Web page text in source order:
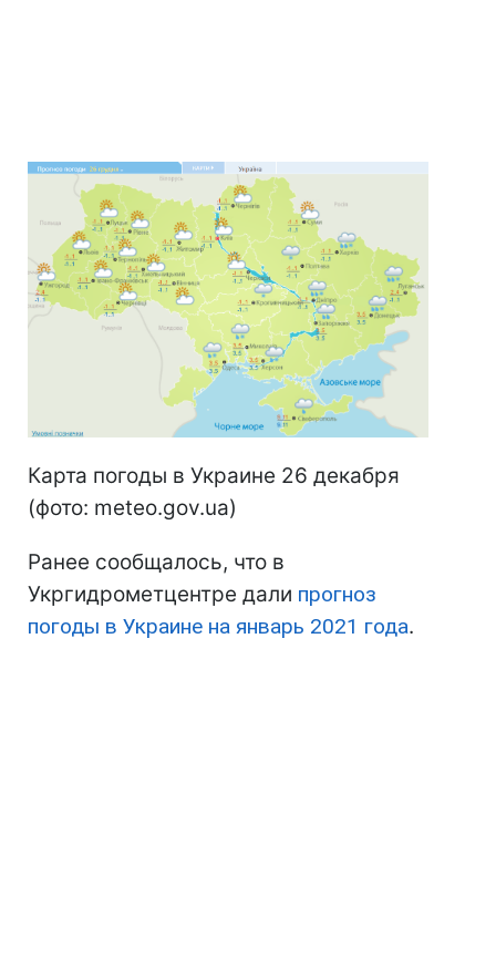
Карта погоды в Украине 26 декабря
(фото: meteo.gov.ua)
Ранее сообщалось, что в
Укргидрометцентре дали прогноз
погоды в Украине на январь 2021 года.